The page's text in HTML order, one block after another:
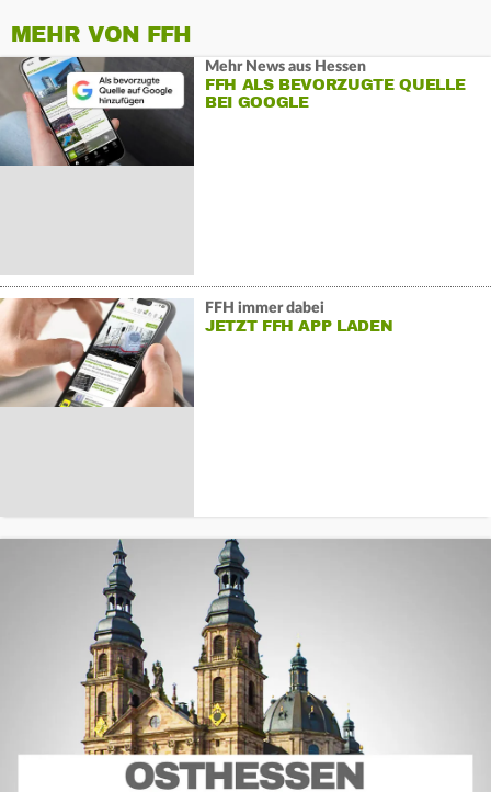
MEHR VON FFH
Mehr News aus Hessen
FFH ALS BEVORZUGTE QUELLE
BEI GOOGLE
FFH immer dabei
JETZT FFH APP LADEN